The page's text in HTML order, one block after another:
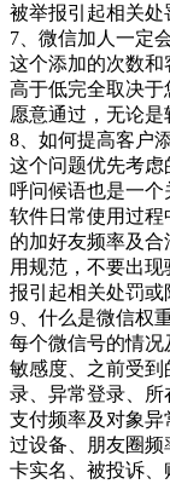
被举报引起相关处
7、微信加人一定
这个添加的次数
高于低完全取决
愿意通过，无论是
8、如何提高客户
这个问题优先考
呼问候语也是一个
软件日常使用过
的加好友频率及
用规范，不要出
报引起相关处罚或
9、什么是微信权
每个微信号的情
敏感度、之前受
录、异常登录、所
支付频率及对象
过设备、朋友圈
卡实名、被投诉